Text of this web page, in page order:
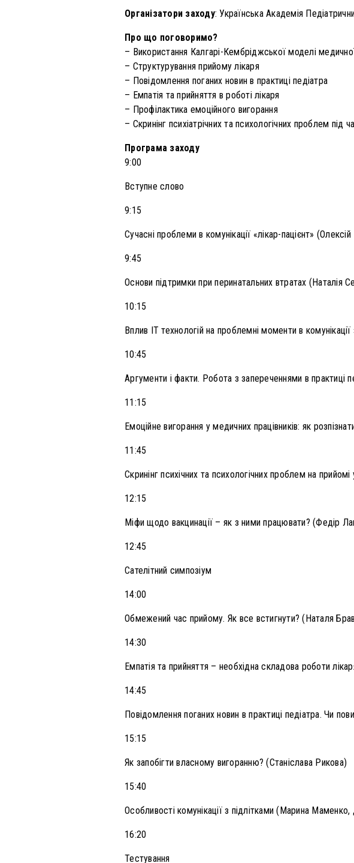
Організатори заходу: Українська Академія
Про що поговоримо?
– Використання Калгарі-Кембріджської моделі
– Структурування прийому лікаря
– Повідомлення поганих новин в практиці педіатра
– Емпатія та прийняття в роботі лікаря
– Профілактика емоційного вигорання
– Скринінг психіатрічних та психологічних проблем під
Програма заходу
9:00
Вступне слово
9:15
Сучасні проблеми в комунікації «лікар-пацієнт»
9:45
Основи підтримки при перинатальних втратах (Наталія
10:15
Вплив ІТ технологій на проблемні моменти в
10:45
Аргументи і факти. Робота з запереченнями в практиці
11:15
Емоційне вигорання у медичних працівників: як
11:45
Скринінг психічних та психологічних проблем на
12:15
Міфи щодо вакцинації – як з ними працювати? (Федір
12:45
Сателітний симпозіум
14:00
Обмежений час прийому. Як все встигнути? (Наталя
14:30
Емпатія та прийняття – необхідна складова роботи
14:45
Повідомлення поганих новин в практиці педіатра. Чи
15:15
Як запобігти власному вигоранню? (Станіслава Рикова)
15:40
Особливості комунікації з підлітками (Марина
16:20
Тестування